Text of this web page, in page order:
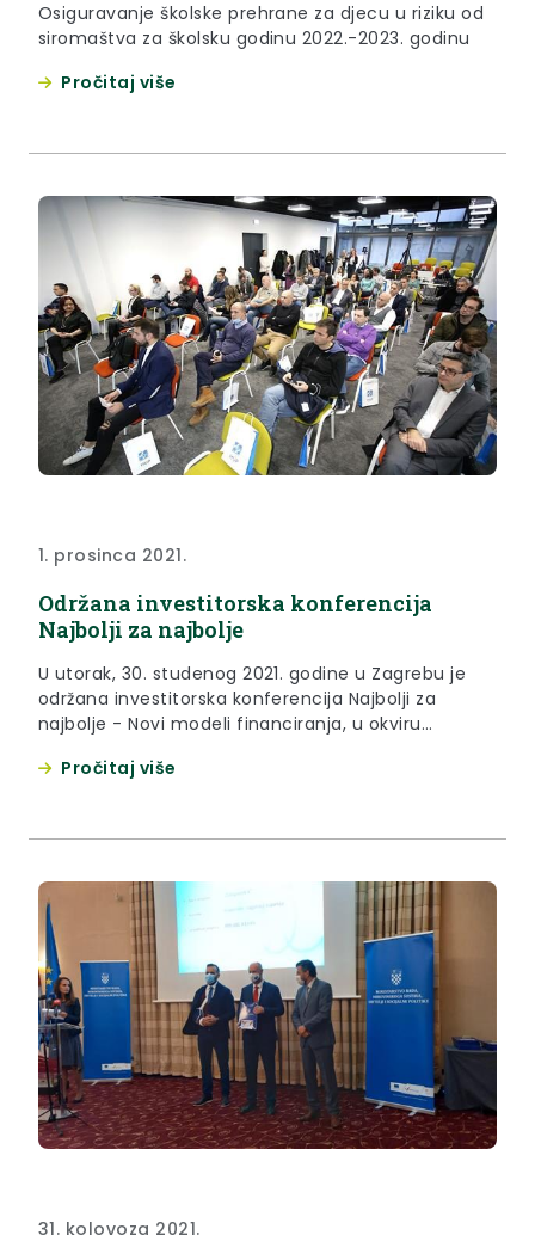
Osiguravanje školske prehrane za djecu u riziku od
siromaštva za školsku godinu 2022.-2023. godinu
Pročitaj više
1. prosinca 2021.
Održana investitorska konferencija
Najbolji za najbolje
U utorak, 30. studenog 2021. godine u Zagrebu je
održana investitorska konferencija Najbolji za
najbolje - Novi modeli financiranja, u okviru
Pročitaj više
31. kolovoza 2021.